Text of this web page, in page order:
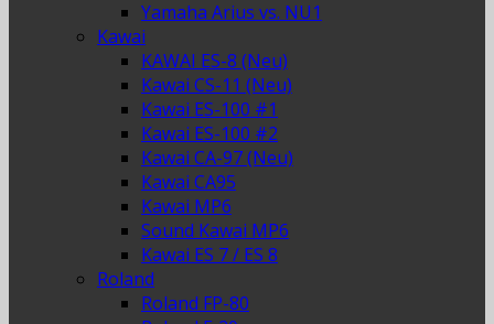
Yamaha Arius vs. NU1
Kawai
KAWAI ES-8 (Neu)
Kawai CS-11 (Neu)
Kawai ES-100 #1
Kawai ES-100 #2
Kawai CA-97 (Neu)
Kawai CA95
Kawai MP6
Sound Kawai MP6
Kawai ES 7 / ES 8
Roland
Roland FP-80